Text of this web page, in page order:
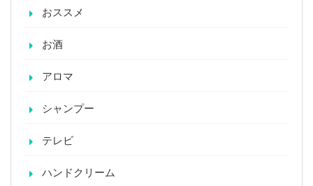
おススメ
お酒
アロマ
シャンプー
テレビ
ハンドクリーム